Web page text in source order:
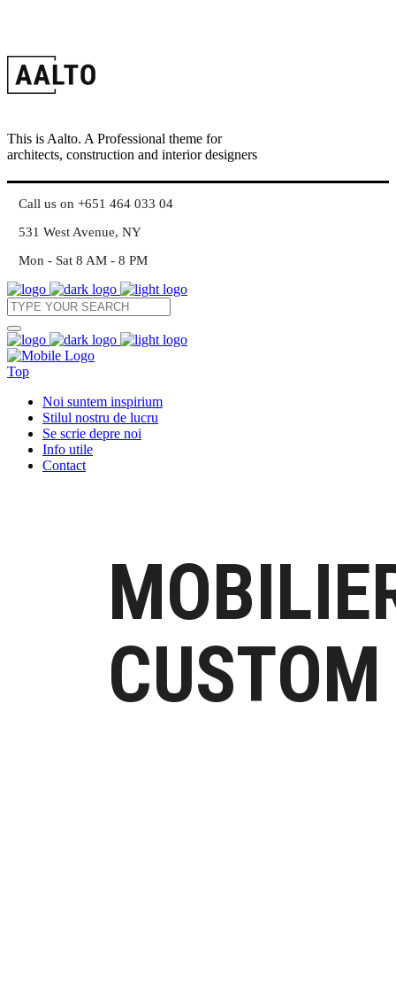
This is Aalto. A Professional theme for
architects, construction and interior designers
Call us on +651 464 033 04
531 West Avenue, NY
Mon - Sat 8 AM - 8 PM
Top
Noi suntem inspirium
Stilul nostru de lucru
Se scrie depre noi
Info utile
Contact
CUSTOM